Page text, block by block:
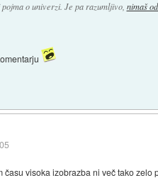
o univerzi. Je pa razumljivo, nimaš
času visoka izobrazba ni več tako